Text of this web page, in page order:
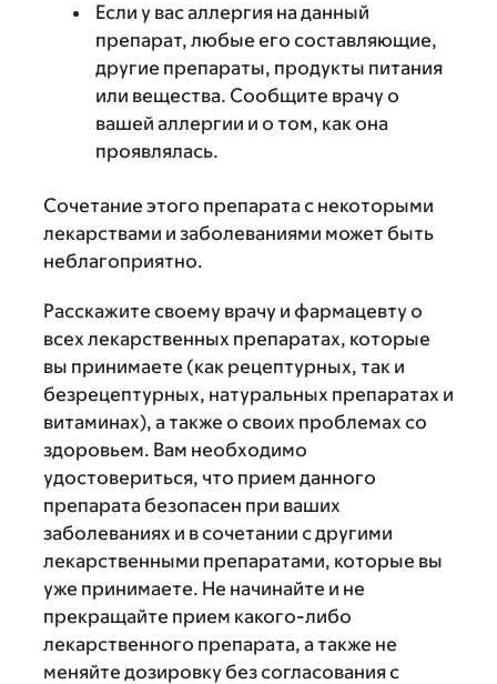
Если у вас аллергия на данный
препарат, любые его составляющие,
другие препараты, продукты питания
или вещества. Сообщите врачу о
вашей аллергии и о том, как она
проявлялась.
Сочетание этого препарата с некоторыми
лекарствами и заболеваниями может быть
неблагоприятно.
Расскажите своему врачу и фармацевту о
всех лекарственных препаратах, которые
вы принимаете (как рецептурных, так и
безрецептурных, натуральных препаратах и
витаминах), а также о своих проблемах со
здоровьем. Вам необходимо
удостовериться, что прием данного
препарата безопасен при ваших
заболеваниях и в сочетании с другими
лекарственными препаратами, которые вы
уже принимаете. Не начинайте и не
прекращайте прием какого-либо
лекарственного препарата, а также не
меняйте дозировку без согласования с